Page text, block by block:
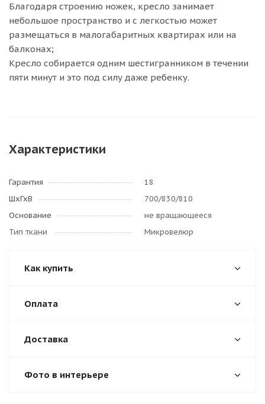
Благодаря строению ножек, кресло занимает
небольшое пространство и с легкостью может
размещаться в малогабаритных квартирах или на
балконах;
Кресло собирается одним шестигранником в течении
пяти минут и это под силу даже ребенку.
Характеристики
Гарантия
18
ШхГхВ
700/830/810
Основание
не вращающееся
Тип ткани
Микровелюр
Как купить
Оплата
Доставка
Фото в интерьере